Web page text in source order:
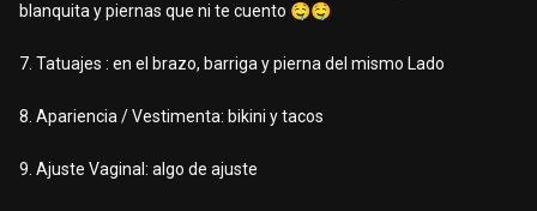
blanquita y piernas que ni te cuento 🤤🤤
7. Tatuajes : en el brazo, barriga y pierna del mismo Lado
8. Apariencia / Vestimenta: bikini y tacos
9. Ajuste Vaginal: algo de ajuste